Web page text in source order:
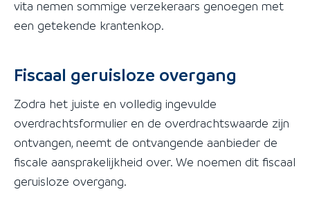
vita nemen sommige verzekeraars genoegen met
een getekende krantenkop.
Fiscaal geruisloze overgang
Zodra het juiste en volledig ingevulde
overdrachtsformulier en de overdrachtswaarde zijn
ontvangen, neemt de ontvangende aanbieder de
fiscale aansprakelijkheid over. We noemen dit fiscaal
geruisloze overgang.